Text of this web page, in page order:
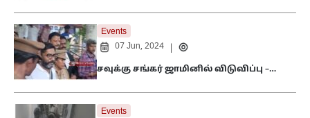
Events
07 Jun, 2024
சவுக்கு சங்கர் ஜாமினில் விடுவிப்பு –…
Events